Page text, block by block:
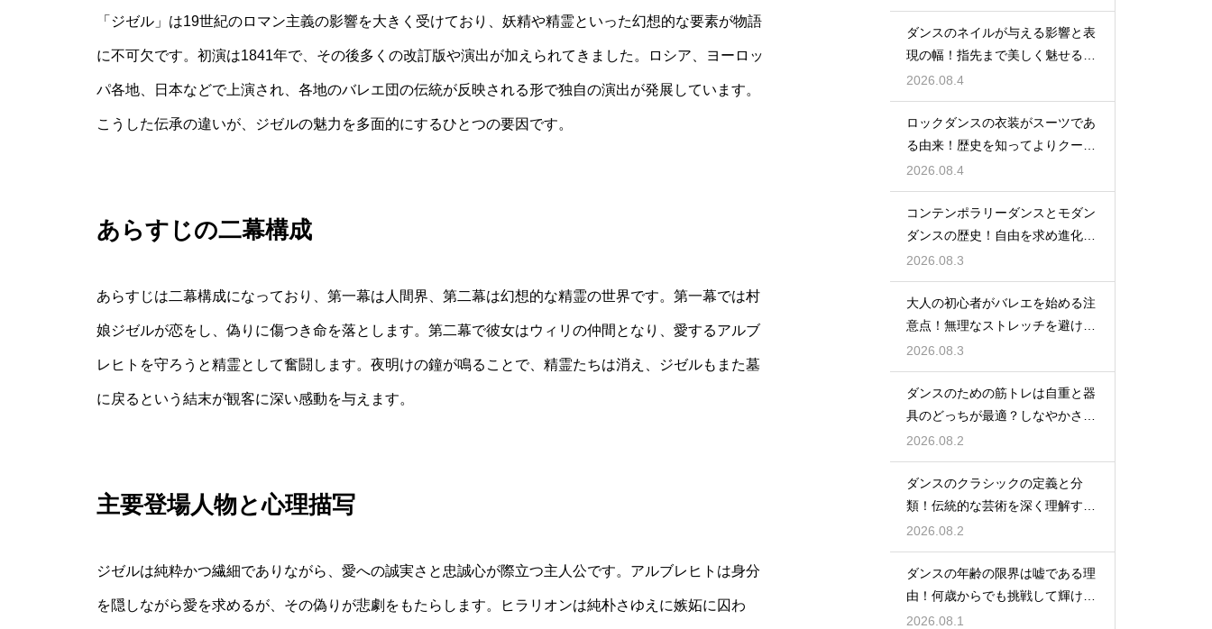
「ジゼル」は19世紀のロマン主義の影響を大きく受けており、妖精や精霊といった幻想的な要素が物語
に不可欠です。初演は1841年で、その後多くの改訂版や演出が加えられてきました。ロシア、ヨーロッ
パ各地、日本などで上演され、各地のバレエ団の伝統が反映される形で独自の演出が発展しています。
こうした伝承の違いが、ジゼルの魅力を多面的にするひとつの要因です。
あらすじの二幕構成
あらすじは二幕構成になっており、第一幕は人間界、第二幕は幻想的な精霊の世界です。第一幕では村
娘ジゼルが恋をし、偽りに傷つき命を落とします。第二幕で彼女はウィリの仲間となり、愛するアルブ
レヒトを守ろうと精霊として奮闘します。夜明けの鐘が鳴ることで、精霊たちは消え、ジゼルもまた墓
に戻るという結末が観客に深い感動を与えます。
主要登場人物と心理描写
ジゼルは純粋かつ繊細でありながら、愛への誠実さと忠誠心が際立つ主人公です。アルブレヒトは身分
を隠しながら愛を求めるが、その偽りが悲劇をもたらします。ヒラリオンは純朴さゆえに嫉妬に囚わ
ダンスのネイルが与える影響と表
現の幅！指先まで美しく魅せるた
めの工夫
2026.08.4
ロックダンスの衣装がスーツであ
る由来！歴史を知ってよりクール
に踊ろう
2026.08.4
コンテンポラリーダンスとモダン
ダンスの歴史！自由を求め進化す
る表現の道
2026.08.3
大人の初心者がバレエを始める注
意点！無理なストレッチを避け安
全に楽しむ
2026.08.3
ダンスのための筋トレは自重と器
具のどっちが最適？しなやかさを
保つ秘訣
2026.08.2
ダンスのクラシックの定義と分
類！伝統的な芸術を深く理解する
ための鍵
2026.08.2
ダンスの年齢の限界は嘘である理
由！何歳からでも挑戦して輝ける
という事実
2026.08.1